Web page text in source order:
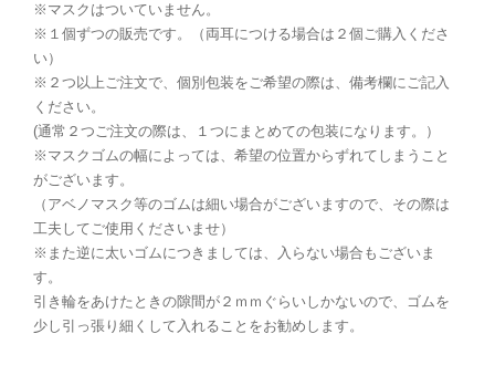
※マスクはついていません。
※１個ずつの販売です。（両耳につける場合は２個ご購入くださ
い）
※２つ以上ご注文で、個別包装をご希望の際は、備考欄にご記入
ください。
(通常２つご注文の際は、１つにまとめての包装になります。）
※マスクゴムの幅によっては、希望の位置からずれてしまうこと
がございます。
（アベノマスク等のゴムは細い場合がございますので、その際は
工夫してご使用くださいませ）
※また逆に太いゴムにつきましては、入らない場合もございま
す。
引き輪をあけたときの隙間が２ｍｍぐらいしかないので、ゴムを
少し引っ張り細くして入れることをお勧めします。